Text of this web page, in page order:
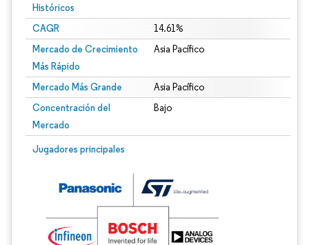
Históricos
CAGR 14.61%
Mercado de Crecimiento
Más Rápido
Asia Pacífico
Mercado Más Grande Asia Pacífico
Concentración del
Mercado
Bajo
Jugadores principales